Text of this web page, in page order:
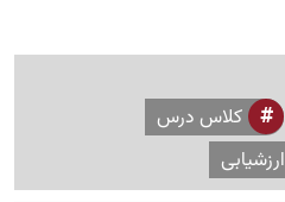
کلاس درس
ارزشیابی